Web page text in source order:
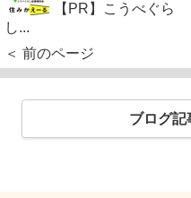
【PR】こうべぐら
し...
＜ 前のページ
ブログ記